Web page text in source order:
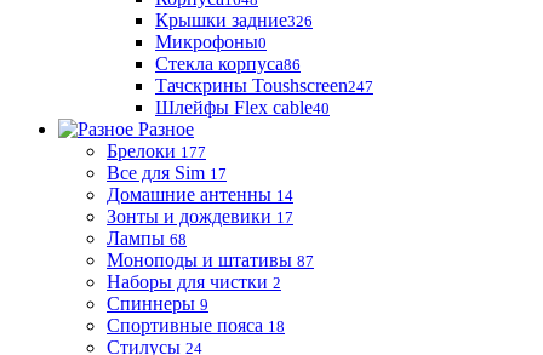
Крышки задние326
Микрофоны0
Стекла корпуса86
Тачскрины Toushscreen247
Шлейфы Flex cable40
Разное
Брелоки 177
Все для Sim 17
Домашние антенны 14
Зонты и дождевики 17
Лампы 68
Моноподы и штативы 87
Наборы для чистки 2
Спиннеры 9
Спортивные пояса 18
Стилусы 24